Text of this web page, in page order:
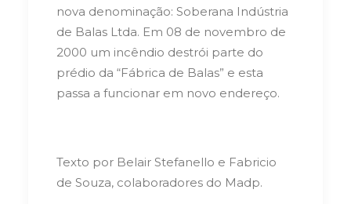
nova denominação: Soberana Indústria
de Balas Ltda. Em 08 de novembro de
2000 um incêndio destrói parte do
prédio da “Fábrica de Balas” e esta
passa a funcionar em novo endereço.
Texto por Belair Stefanello e Fabricio
de Souza, colaboradores do Madp.